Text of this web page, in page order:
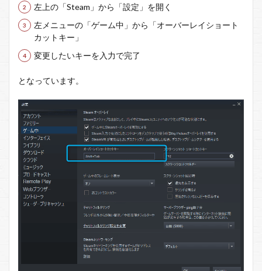
る方
のオ
ーレ
イが
開か
場合
左上の「Steam」から「設定」を開く
左メニューの「ゲーム中」から「オーバーレイショート
カットキー」
変更したいキーを入力で完了
となっています。